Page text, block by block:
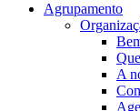
Agrupamento
A